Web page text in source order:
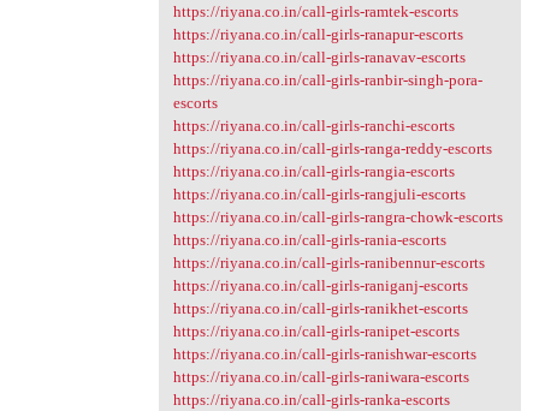
https://riyana.co.in/call-girls-ramtek-escorts
https://riyana.co.in/call-girls-ranapur-escorts
https://riyana.co.in/call-girls-ranavav-escorts
https://riyana.co.in/call-girls-ranbir-singh-pora-
escorts
https://riyana.co.in/call-girls-ranchi-escorts
https://riyana.co.in/call-girls-ranga-reddy-escorts
https://riyana.co.in/call-girls-rangia-escorts
https://riyana.co.in/call-girls-rangjuli-escorts
https://riyana.co.in/call-girls-rangra-chowk-escorts
https://riyana.co.in/call-girls-rania-escorts
https://riyana.co.in/call-girls-ranibennur-escorts
https://riyana.co.in/call-girls-raniganj-escorts
https://riyana.co.in/call-girls-ranikhet-escorts
https://riyana.co.in/call-girls-ranipet-escorts
https://riyana.co.in/call-girls-ranishwar-escorts
https://riyana.co.in/call-girls-raniwara-escorts
https://riyana.co.in/call-girls-ranka-escorts